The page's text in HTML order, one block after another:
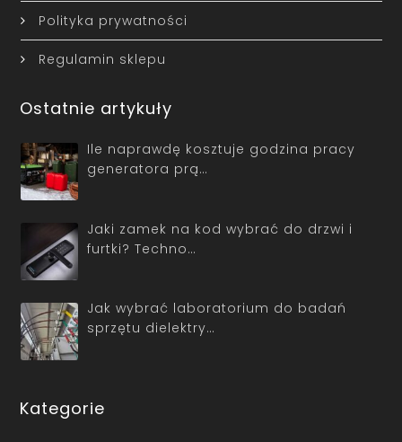
Polityka prywatności
Regulamin sklepu
Ostatnie artykuły
Ile naprawdę kosztuje godzina pracy
generatora prą…
Jaki zamek na kod wybrać do drzwi i
furtki? Techno…
Jak wybrać laboratorium do badań
sprzętu dielektry…
Kategorie